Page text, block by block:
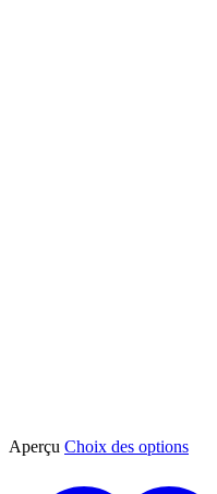
Aperçu Choix des optionsCe